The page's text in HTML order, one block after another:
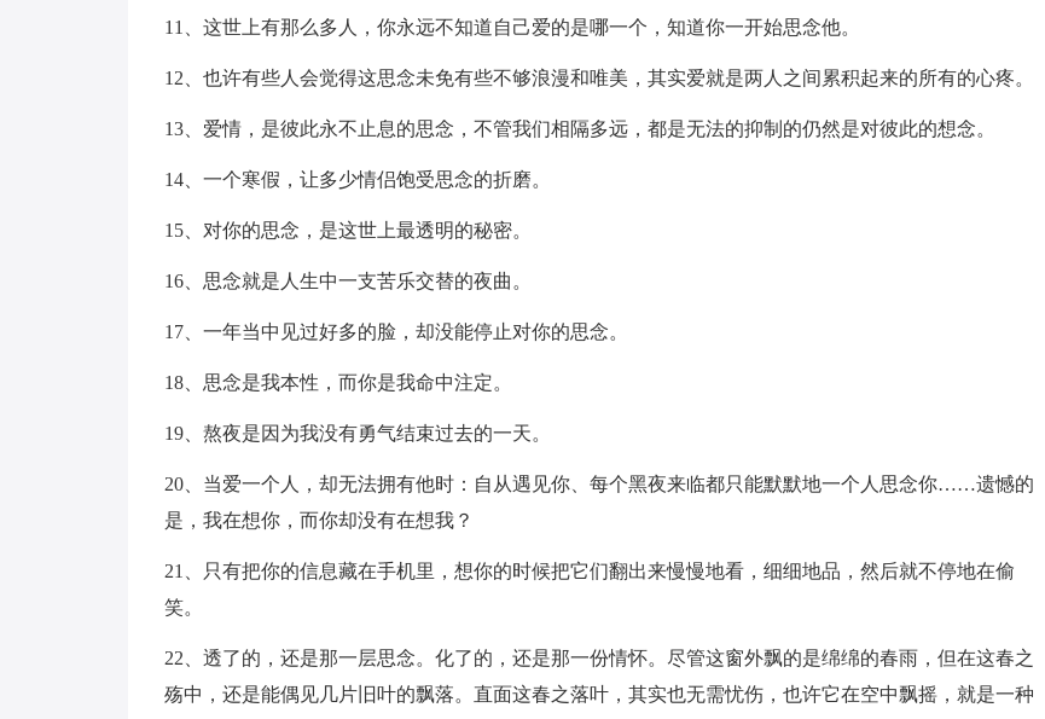
11、这世上有那么多人，你永远不知道自己爱的是哪一个，知道你一开始思念他。
12、也许有些人会觉得这思念未免有些不够浪漫和唯美，其实爱就是两人之间累积起来的所有的心疼。
13、爱情，是彼此永不止息的思念，不管我们相隔多远，都是无法的抑制的仍然是对彼此的想念。
14、一个寒假，让多少情侣饱受思念的折磨。
15、对你的思念，是这世上最透明的秘密。
16、思念就是人生中一支苦乐交替的夜曲。
17、一年当中见过好多的脸，却没能停止对你的思念。
18、思念是我本性，而你是我命中注定。
19、熬夜是因为我没有勇气结束过去的一天。
20、当爱一个人，却无法拥有他时：自从遇见你、每个黑夜来临都只能默默地一个人思念你……遗憾的
是，我在想你，而你却没有在想我？
21、只有把你的信息藏在手机里，想你的时候把它们翻出来慢慢地看，细细地品，然后就不停地在偷
笑。
22、透了的，还是那一层思念。化了的，还是那一份情怀。尽管这窗外飘的是绵绵的春雨，但在这春之
殇中，还是能偶见几片旧叶的飘落。直面这春之落叶，其实也无需忧伤，也许它在空中飘摇，就是一种